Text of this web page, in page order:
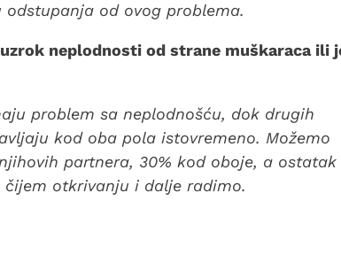
od ovog problema.
neplodnosti od strane muškaraca ili
problem sa neplodnošću, dok drugih
kod oba pola istovremeno. Možemo
partnera, 30% kod oboje, a ostatak
otkrivanju i dalje radimo.